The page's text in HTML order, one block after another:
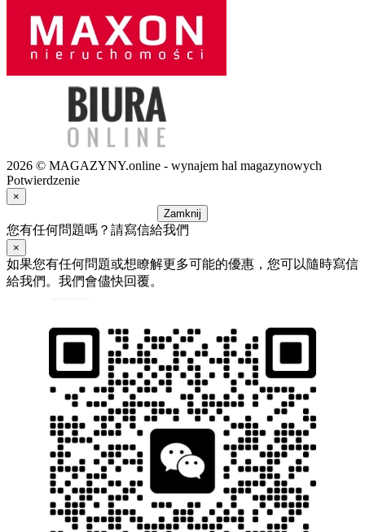
2026 © MAGAZYNY.online - wynajem hal magazynowych
Potwierdzenie
×
Zamknij
您有任何問題嗎？請寫信給我們
×
如果您有任何問題或想瞭解更多可能的優惠，您可以隨時寫信
給我們。我們會儘快回覆。